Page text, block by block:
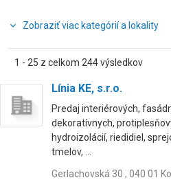
Zobraziť viac kategórií a lokality
1 - 25 z celkom 244 výsledkov
Línia KE, s.r.o.
Predaj interiérových,
dekoratívnych,
hydroizolácií, riedidiel,
tmelov, ...
Gerlachovská 30 , 040 01